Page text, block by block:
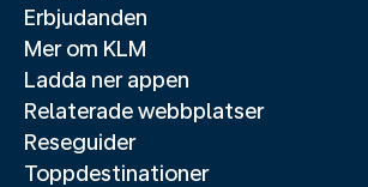
Erbjudanden
Mer om KLM
Ladda ner appen
Relaterade webbplatser
Reseguider
Toppdestinationer